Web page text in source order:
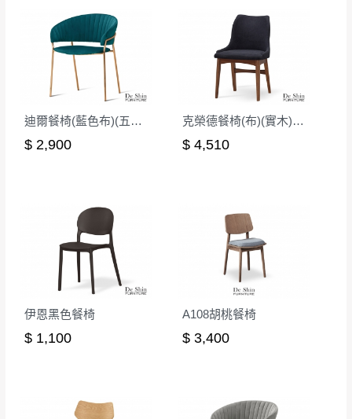
事，而危及運送人員輸送之安全，本司得視狀況延後
或停止運送服務。
百貨公司配送暫無法配合開店前、閉店後時段，並送
至百貨公司卸貨區為限，恕無法送至指定樓面。
遇百貨周年慶期間，恕暫停百貨公司相關運送 》
無回收家具服務，若需回收家俱可聯絡當地請清潔隊
回收,免付費清運專線：0800-085-717
到貨7日內為鑑賞期(注意:鑑賞期非試用期)，
若非商品品質瑕疵問題於鑑賞期內退貨之情
形，我們需酌收退貨運費。
如欲放置營業場所及公開場合之商品則無享
有商品一年保固之服務。
▪️訂單成立時請儘速於三日內完成付款，交易恕不
殺價，商品均已最低價格售出，且在特定時日會給
予保留(訂單自動取消)。
無回收家具服務，若需回收家具可聯絡當地請清
潔隊回收,免付費清運專線：0800-085-717。
迪爾餐椅(藍色布)(五金腳)(A7125)
$ 2,900
克榮德餐椅(布)(實木)(MI-713)
$ 4,510
伊恩黑色餐椅
$ 1,100
A108胡桃餐椅
$ 3,400